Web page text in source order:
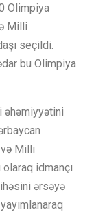
Olimpiya
Milli
seçildi.
bu Olimpiya
əhəmiyyətini
Milli
idmançı
ərsəyə